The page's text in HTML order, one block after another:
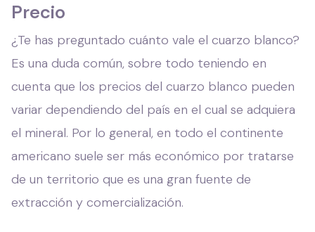
Precio
¿Te has preguntado cuánto vale el cuarzo blanco?
Es una duda común, sobre todo teniendo en
cuenta que los precios del cuarzo blanco pueden
variar dependiendo del país en el cual se adquiera
el mineral. Por lo general, en todo el continente
americano suele ser más económico por tratarse
de un territorio que es una gran fuente de
extracción y comercialización.